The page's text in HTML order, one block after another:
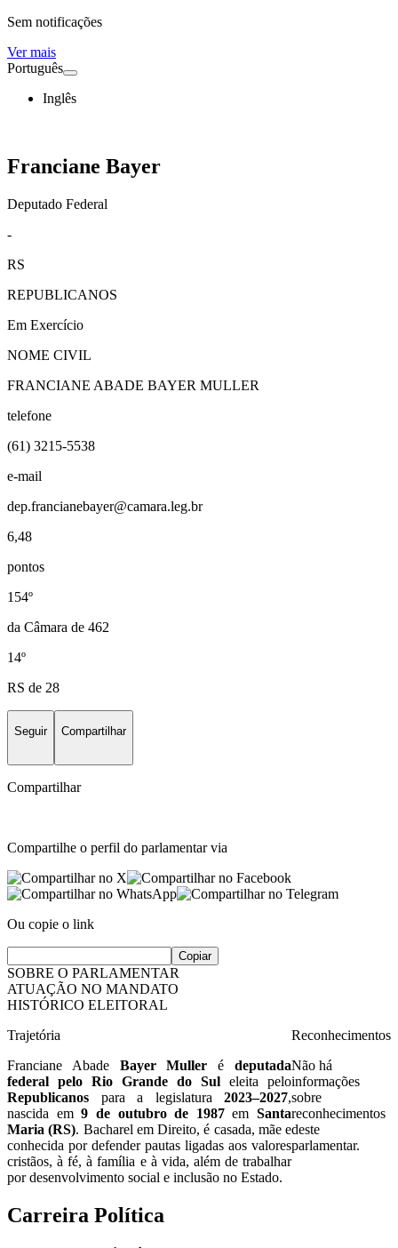
Sem notificações
Ver mais
Português
Inglês
Franciane Bayer
Deputado Federal
-
RS
REPUBLICANOS
Em Exercício
NOME CIVIL
FRANCIANE ABADE BAYER MULLER
telefone
(61) 3215-5538
e-mail
dep.francianebayer@camara.leg.br
6,48
pontos
154º
da Câmara de 462
14º
RS de 28
Seguir Compartilhar
Compartilhar
Compartilhe o perfil do parlamentar via
Ou copie o link
Copiar
SOBRE O PARLAMENTAR
ATUAÇÃO NO MANDATO
HISTÓRICO ELEITORAL
Trajetória
Franciane Abade Bayer Muller édeputada
federal pelo Rio Grande do Sul eleita pelo
Republicanos para a legislatura 2023–2027,
nascida em9 de outubro de 1987em Santa
Maria (RS). Bacharel em Direito, é casada, mãe e
conhecida por defender pautas ligadas aos valores
cristãos, à fé, à família e à vida, além de trabalhar
por desenvolvimento social e inclusão no Estado.
Carreira Política
Reconhecimentos
Não há
informações
sobre
reconhecimentos
deste
parlamentar.